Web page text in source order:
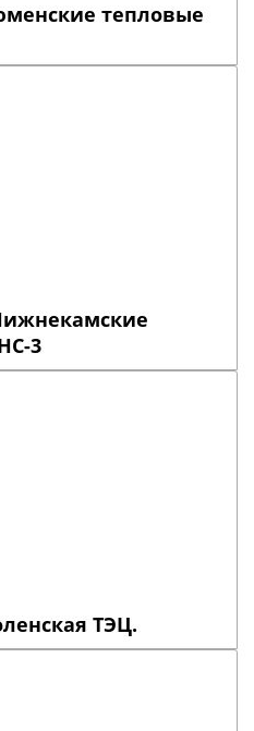
тепловые
3
ТЭЦ.